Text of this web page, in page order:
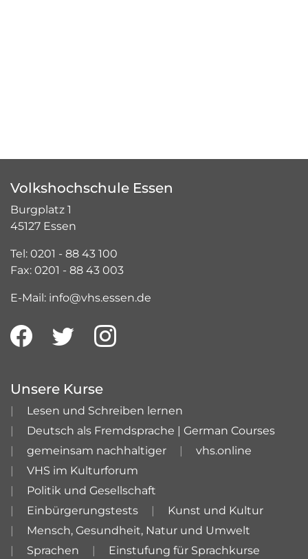
Volkshochschule Essen
Burgplatz 1
45127 Essen
Tel: 0201 - 88 43 100
Fax: 0201 - 88 43 003
E-Mail: info@vhs.essen.de
Unsere Kurse
Lesen und Schreiben lernen
Deutsch als Fremdsprache | German Courses
gemeinsam nachhaltiger
vhs.online
VHS im Kulturforum
Politik und Gesellschaft
Einbürgerungstests
Kunst und Kultur
Mensch, Gesundheit, Natur und Umwelt
Sprachen
Einstufung für Sprachkurse